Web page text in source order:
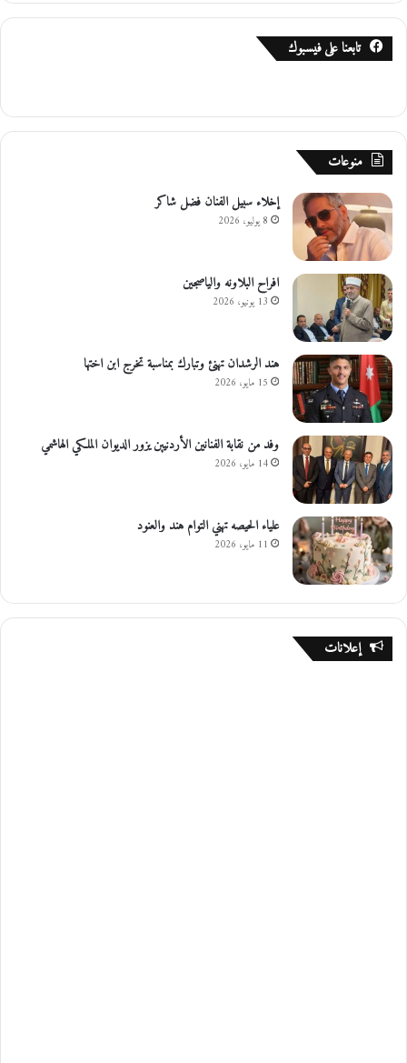
تابعنا على فيسبوك
منوعات
إخلاء سبيل الفنان فضل شاكر
8 يوليو، 2026
افراح البلاونه والياصجين
13 يونيو، 2026
هند الرشدان تهنئ وتبارك بمناسبة تخرج ابن اختها
15 مايو، 2026
وفد من نقابة الفنانين الأردنيين يزور الديوان الملكي الهاشمي
14 مايو، 2026
علياء الحيصه تهني التوام هند والعنود
11 مايو، 2026
إعلانات